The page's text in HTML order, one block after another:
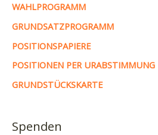
WAHLPROGRAMM
GRUNDSATZPROGRAMM
POSITIONSPAPIERE
POSITIONEN PER URABSTIMMUNG
GRUNDSTÜCKSKARTE
Spenden